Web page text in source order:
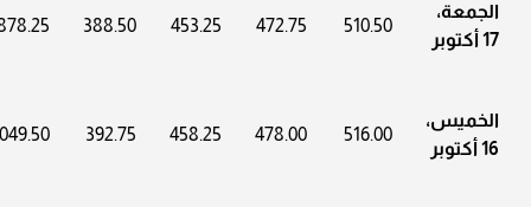
الجمعة،
17 أكتوبر
510.50
472.75
453.25
388.50
الخميس،
16 أكتوبر
516.00
478.00
458.25
392.75